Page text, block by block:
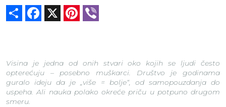
Share Facebook Pinterest
Visina je jedna od onih stvari oko kojih se ljudi često
opterećuju – posebno muškarci. Društvo je godinama
guralo ideju da je „više = bolje“, od samopouzdanja do
uspeha. Ali nauka polako okreće priču u potpuno drugom
smeru.